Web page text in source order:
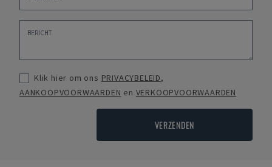
Klik hier om ons PRIVACYBELEID,
AANKOOPVOORWAARDEN en VERKOOPVOORWAARDEN
VERZENDEN